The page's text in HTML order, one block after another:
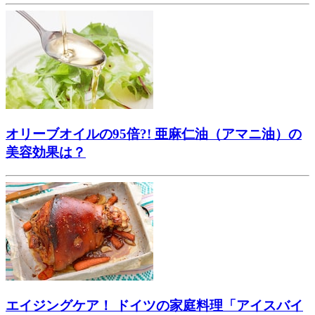
オリーブオイルの95倍?! 亜麻仁油（アマニ油）の
美容効果は？
エイジングケア！ ドイツの家庭料理「アイスバイ